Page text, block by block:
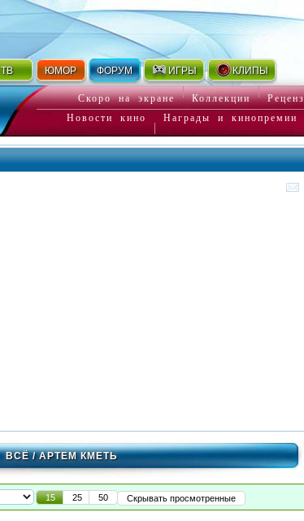
ТВ ЮМОР ФОРУМ ИГРЫ КЛИПЫ
Скоро на экране Коллекции
Новости кино
Награды и кинопремии
ВСЁ/ АРТЕМ КМЕТЬ
15 25 50 Скрывать просмотренные